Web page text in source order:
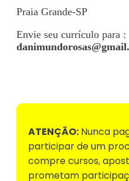
Praia Grande-SP
Envie seu currículo para :
ATENÇÃO: Nunca
participar de um
compre cursos,
prometam